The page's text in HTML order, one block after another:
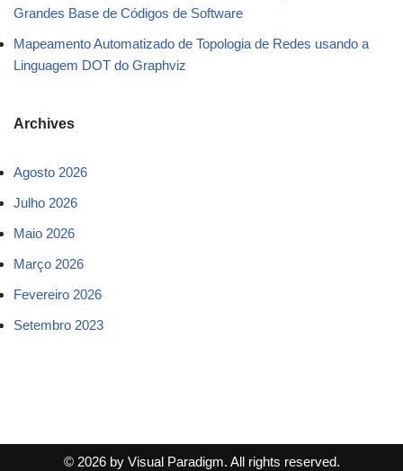
Grandes Base de Códigos de Software
Mapeamento Automatizado de Topologia de Redes usando a
Linguagem DOT do Graphviz
Archives
Agosto 2026
Julho 2026
Maio 2026
Março 2026
Fevereiro 2026
Setembro 2023
© 2026 by Visual Paradigm. All rights reserved.